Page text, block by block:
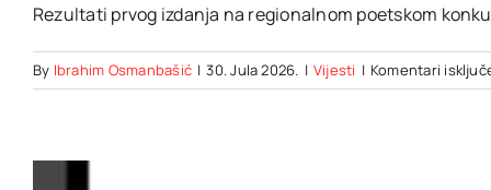
Rezultati prvog izdanja na regionalnom poetskom
By Ibrahim Osmanbašić | 30. Jula 2026. | Vijesti | Komentari